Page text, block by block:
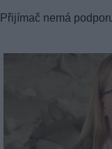
Přijímač nemá